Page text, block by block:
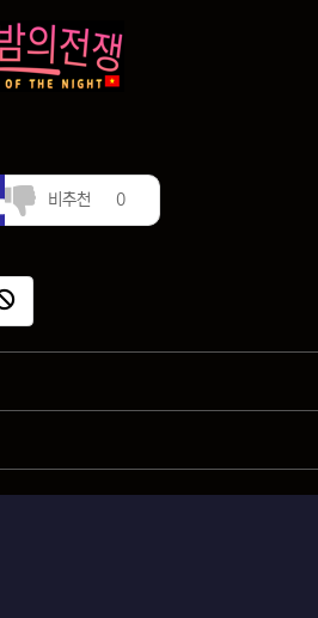
비추천 0
비추천
신고